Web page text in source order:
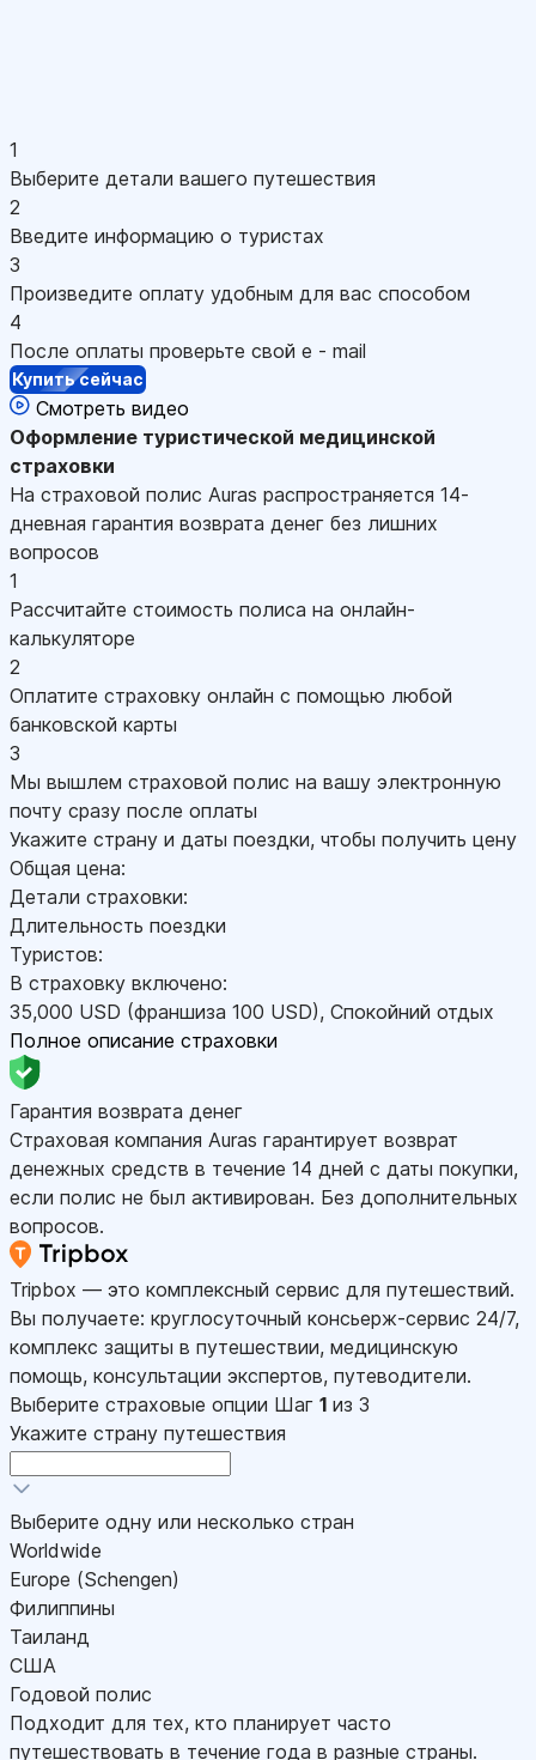
1
Выберите детали вашего путешествия
2
Введите информацию о туристах
3
Произведите оплату удобным для вас способом
4
После оплаты проверьте свой e - mail
Купить сейчас
Смотреть видео
Оформление туристической медицинской
страховки
На страховой полис Auras распространяется 14-
дневная гарантия возврата денег без лишних
вопросов
1
Рассчитайте стоимость полиса на онлайн-
калькуляторе
2
Оплатите страховку онлайн с помощью любой
банковской карты
3
Мы вышлем страховой полис на вашу электронную
почту сразу после оплаты
Укажите страну и даты поездки, чтобы получить цену
Общая цена:
Детали страховки:
Длительность поездки
Туристов:
В страховку включено:
35,000 USD (франшиза 100 USD), Спокойний отдых
Полное описание страховки
Гарантия возврата денег
Страховая компания Auras гарантирует возврат
денежных средств в течение 14 дней с даты покупки,
если полис не был активирован. Без дополнительных
вопросов.
Tripbox — это комплексный сервис для путешествий.
Вы получаете: круглосуточный консьерж-сервис 24/7,
комплекс защиты в путешествии, медицинскую
помощь, консультации экспертов, путеводители.
Выберите страховые опции Шаг 1 из 3
Укажите страну путешествия
Выберите одну или несколько стран
Worldwide
Europe (Schengen)
Филиппины
Таиланд
США
Годовой полис
Подходит для тех, кто планирует часто
путешествовать в течение года в разные страны.